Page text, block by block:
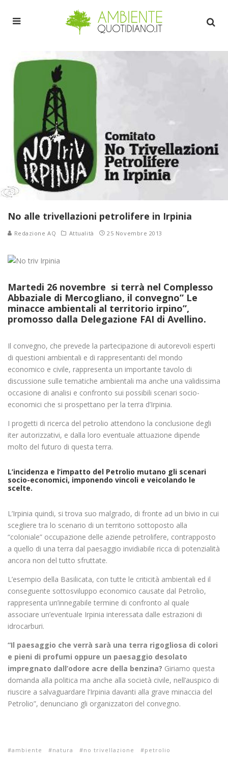
No alle trivellazioni petrolifere in Irpinia
Redazione AQ Attualità 25 Novembre 2013
Martedi 26 novembre si terrà nel Complesso
Abbaziale di Mercogliano, il convegno” Le
minacce ambientali al territorio irpino”,
promosso dalla Delegazione FAI di Avellino.
Il convegno, che prevede la partecipazione di autorevoli esperti
di questioni ambientali e di rappresentanti del mondo
economico e civile, rappresenta un importante tavolo di
discussione sulle tematiche ambientali ma anche una validissima
occasione di analisi e confronto sui possibili scenari socio-
economici che si prospettano per la terra d’Irpinia.
I progetti di ricerca del petrolio attendono la conclusione degli
iter autorizzativi, e dalla loro eventuale attuazione dipende
molto del futuro di questa terra.
L’incidenza e l’impatto del Petrolio mutano gli scenari
socio-economici, imponendo vincoli e veicolando le
scelte.
L’Irpinia quindi, si trova suo malgrado, di fronte ad un bivio in cui
scegliere tra lo scenario di un territorio sottoposto alla
“coloniale” occupazione delle aziende petrolifere, contrapposto
a quello di una terra dal paesaggio invidiabile ricca di potenzialità
ancora non del tutto sfruttate.
L’esempio della Basilicata, con tutte le criticità ambientali ed il
conseguente sottosviluppo economico causate dal Petrolio,
rappresenta un’innegabile termine di confronto al quale
associare un’eventuale Irpinia interessata dalle estrazioni di
idrocarburi.
“Il paesaggio che verrà sarà una terra rigogliosa di colori
e pieni di profumi oppure un paesaggio desolato
impregnato dall’odore acre della benzina? Giriamo questa
domanda alla politica ma anche alla società civile, nell’auspico di
riuscire a salvaguardare l’Irpinia davanti alla grave minaccia del
Petrolio”, denunciano gli organizzatori del convegno.
ambiente natura no trivellazione petrolio